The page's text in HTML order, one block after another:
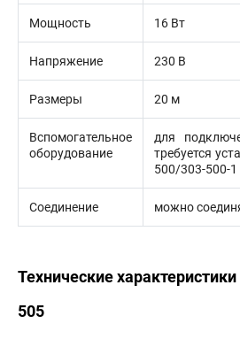
Мощность 16 Вт
Напряжение 230 В
Размеры 20 м
Вспомогательное
оборудование
для
требуется
500/303-500-1
Соединение можно
Технические
505